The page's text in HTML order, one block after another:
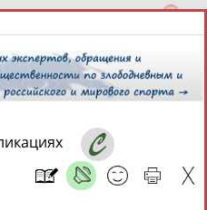
2026 года,